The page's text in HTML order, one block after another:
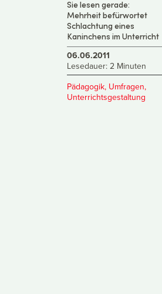
Sie lesen gerade:
Mehrheit befürwortet
Schlachtung eines
Kaninchens im Unterricht
06.06.2011
Lesedauer: 2 Minuten
Pädagogik, Umfragen,
Unterrichtsgestaltung